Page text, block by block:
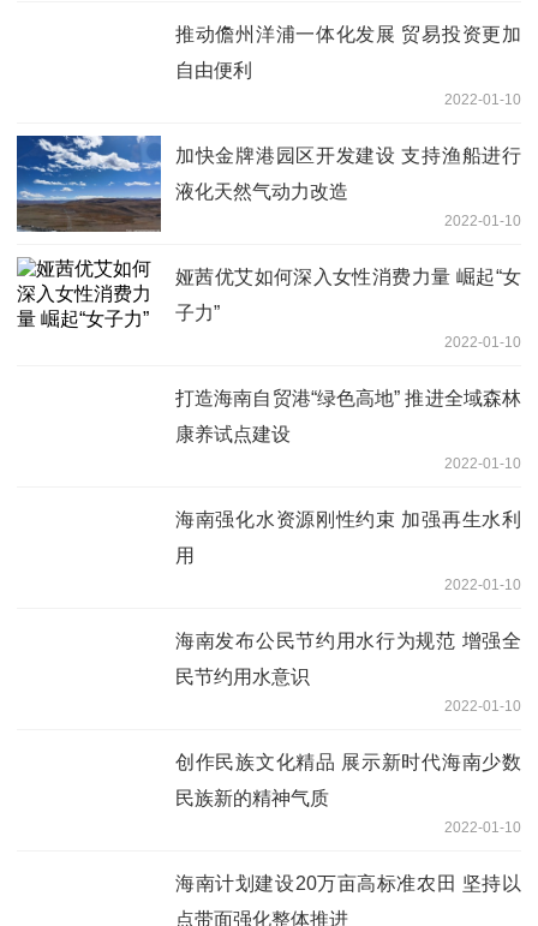
推动儋州洋浦一体化发展 贸易投资更加
自由便利
2022-01-10
加快金牌港园区开发建设 支持渔船进行
液化天然气动力改造
2022-01-10
娅茜优艾如何深入女性消费力量 崛起“女
子力”
2022-01-10
打造海南自贸港“绿色高地” 推进全域森林
康养试点建设
2022-01-10
海南强化水资源刚性约束 加强再生水利
用
2022-01-10
海南发布公民节约用水行为规范 增强全
民节约用水意识
2022-01-10
创作民族文化精品 展示新时代海南少数
民族新的精神气质
2022-01-10
海南计划建设20万亩高标准农田 坚持以
点带面强化整体推进